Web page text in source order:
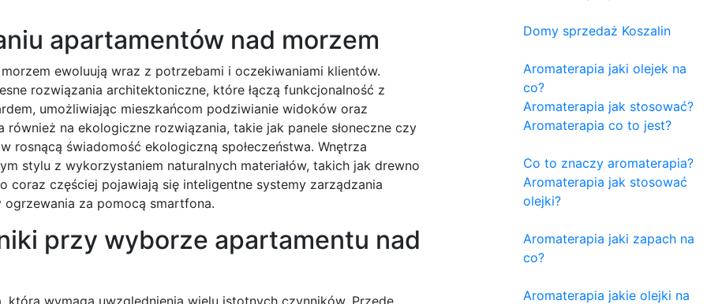
apartamentów nad morzem
ewoluują wraz z potrzebami i oczekiwaniami klientów.
rozwiązania architektoniczne, które łączą funkcjonalność z
umożliwiając mieszkańcom podziwianie widoków oraz
na ekologiczne rozwiązania, takie jak panele słoneczne czy
świadomość ekologiczną społeczeństwa. Wnętrza
stylu z wykorzystaniem naturalnych materiałów, takich jak drewno
coraz częściej pojawiają się inteligentne systemy zarządzania
za pomocą smartfona.
przy wyborze apartamentu nad
wymaga uwzględnienia wielu istotnych czynników. Przede
Domy sprzedaż Koszalin
Aromaterapia jaki olejek na
co?
Aromaterapia jak stosować?
Aromaterapia co to jest?
Co to znaczy aromaterapia?
Aromaterapia jak stosować
olejki?
Aromaterapia jaki zapach na
co?
Aromaterapia jakie olejki na